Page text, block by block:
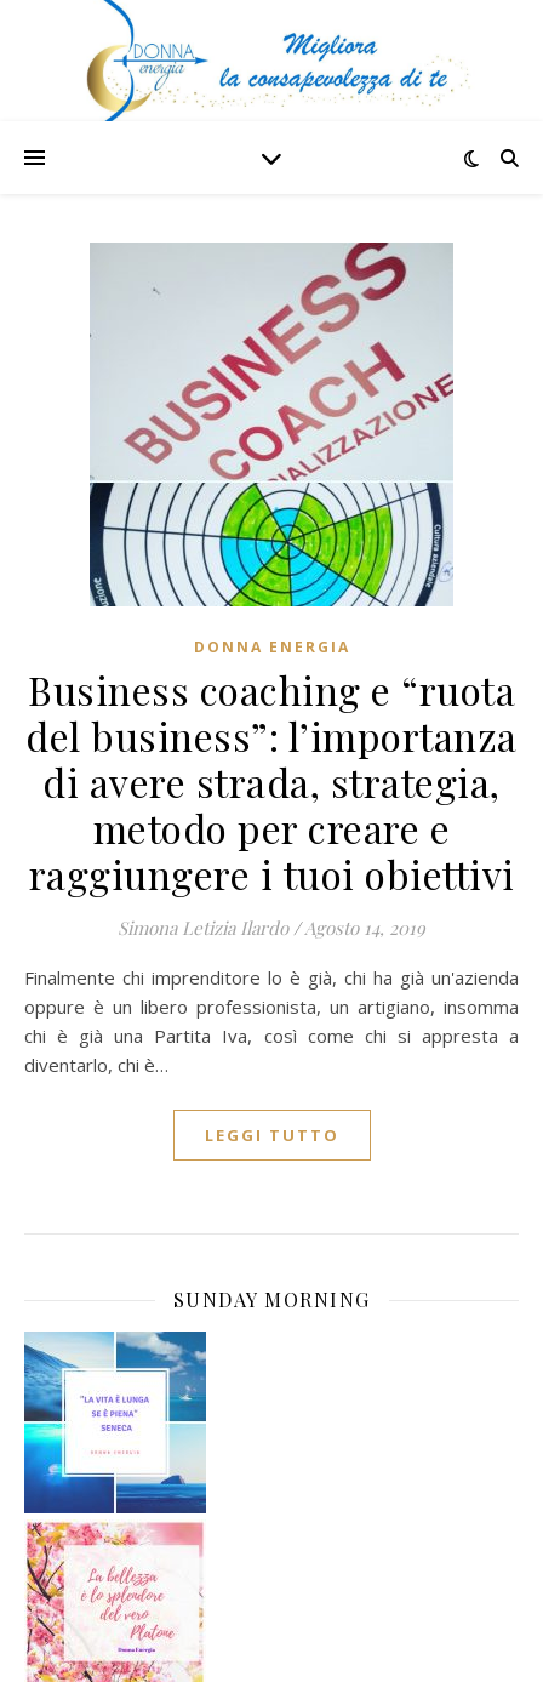
DONNA ENERGIA
Business coaching e “ruota
del business”: l’importanza
di avere strada, strategia,
metodo per creare e
raggiungere i tuoi obiettivi
Simona Letizia Ilardo /Agosto 14, 2019
Finalmente chi imprenditore lo è già, chi ha già un'azienda
oppure è un libero professionista, un artigiano, insomma
chi è già una Partita Iva, così come chi si appresta a
diventarlo, chi è…
LEGGI TUTTO
SUNDAY MORNING